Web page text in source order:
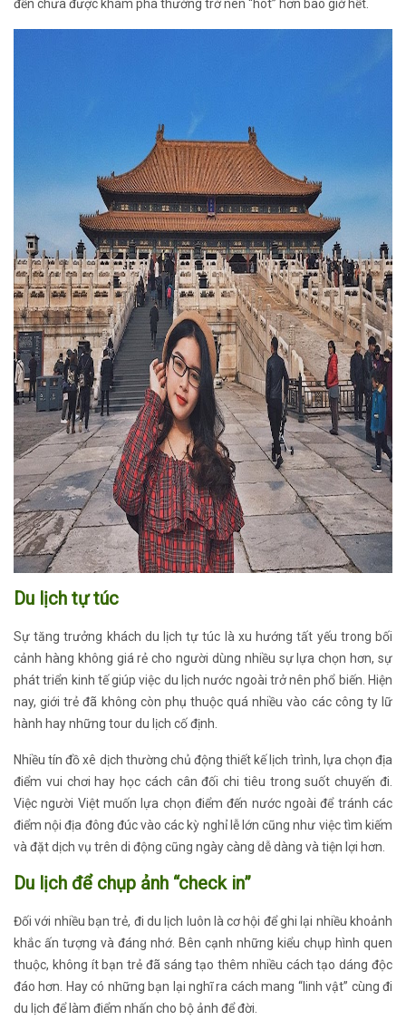
đến chưa được khám phá thường trở nên “hot” hơn bao giờ hết.
Du lịch tự túc
Sự tăng trưởng khách du lịch tự túc là xu hướng tất yếu trong bối
cảnh hàng không giá rẻ cho người dùng nhiều sự lựa chọn hơn, sự
phát triển kinh tế giúp việc du lịch nước ngoài trở nên phổ biến. Hiện
nay, giới trẻ đã không còn phụ thuộc quá nhiều vào các công ty lữ
hành hay những tour du lịch cố định.
Nhiều tín đồ xê dịch thường chủ động thiết kế lịch trình, lựa chọn địa
điểm vui chơi hay học cách cân đối chi tiêu trong suốt chuyến đi.
Việc người Việt muốn lựa chọn điểm đến nước ngoài để tránh các
điểm nội địa đông đúc vào các kỳ nghỉ lễ lớn cũng như việc tìm kiếm
và đặt dịch vụ trên di động cũng ngày càng dễ dàng và tiện lợi hơn.
Du lịch để chụp ảnh “check in”
Đối với nhiều bạn trẻ, đi du lịch luôn là cơ hội để ghi lại nhiều khoảnh
khắc ấn tượng và đáng nhớ. Bên cạnh những kiểu chụp hình quen
thuộc, không ít bạn trẻ đã sáng tạo thêm nhiều cách tạo dáng độc
đáo hơn. Hay có những bạn lại nghĩ ra cách mang “linh vật” cùng đi
du lịch để làm điểm nhấn cho bộ ảnh để đời.